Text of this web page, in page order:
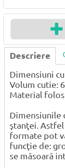
Descriere
Dimensiuni
Volum cutie:
Material
Dimensiunile
ştanţei.
formate pot
funcţie de:
se măsoară